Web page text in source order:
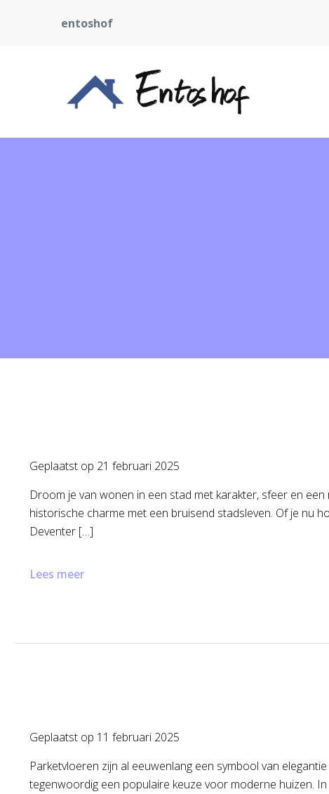
entoshof
Geplaatst op 21 februari 2025
Droom je van wonen in een stad met karakter, sfeer en
historische charme met een bruisend stadsleven. Of je nu
Deventer […]
Lees meer
Geplaatst op 11 februari 2025
Parketvloeren zijn al eeuwenlang een symbool van
tegenwoordig een populaire keuze voor moderne huizen.